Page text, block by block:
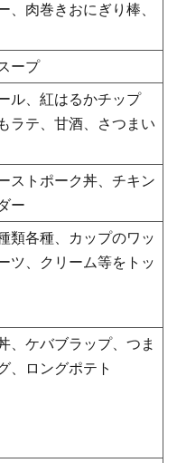
、肉巻きおにぎり棒、
ープ
ル、紅はるかチップ
ラテ、甘酒、さつまい
ストポーク丼、チキン
ー
類各種、カップのワッ
ツ、クリーム等をトッ
、ケバブラップ、つま
、ロングポテト